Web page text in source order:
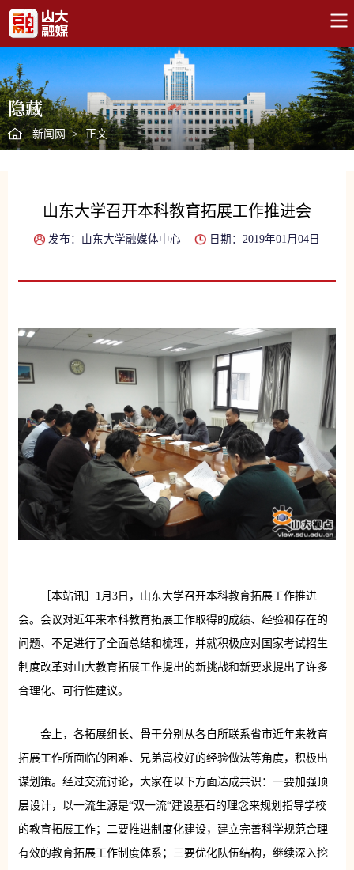
隐藏
新闻网 > 正文
山东大学召开本科教育拓展工作推进会
发布：山东大学融媒体中心 日期：2019年01月04日
［本站讯］1月3日，山东大学召开本科教育拓展工作推进
会。会议对近年来本科教育拓展工作取得的成绩、经验和存在的
问题、不足进行了全面总结和梳理，并就积极应对国家考试招生
制度改革对山大教育拓展工作提出的新挑战和新要求提出了许多
合理化、可行性建议。
会上，各拓展组长、骨干分别从各自所联系省市近年来教育
拓展工作所面临的困难、兄弟高校好的经验做法等角度，积极出
谋划策。经过交流讨论，大家在以下方面达成共识：一要加强顶
层设计，以一流生源是“双一流“建设基石的理念来规划指导学校
的教育拓展工作；二要推进制度化建设，建立完善科学规范合理
有效的教育拓展工作制度体系；三要优化队伍结构，继续深入挖